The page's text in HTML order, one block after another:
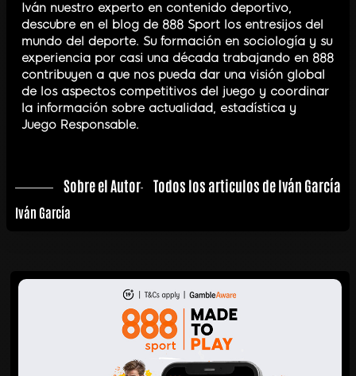
Iván nuestro experto en contenido deportivo,
descubre en el blog de 888 Sport los entresijos del
mundo del deporte. Su formación en sociología y su
experiencia por casi una década trabajando en 888
contribuyen a que nos pueda dar una visión global
de los aspectos competitivos del juego y coordinar
la información sobre actualidad, estadística y
Juego Responsable.
Sobre el Autor Todos los articulos de Iván García
Iván García